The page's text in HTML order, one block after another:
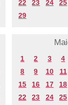
22
23 24 25
29
1 2 3 4
8
9 10 11
15
16 17 18
22
23 24 25